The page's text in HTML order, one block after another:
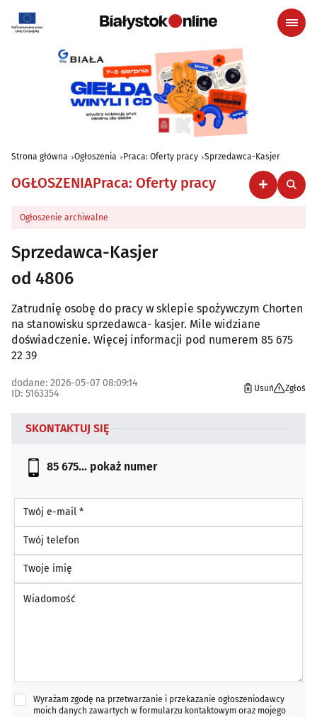
Strona główna Ogłoszenia Praca: Oferty pracy Sprzedawca-Kasjer
OGŁOSZENIAPraca: Oferty pracy
Ogłoszenie archiwalne
Sprzedawca-Kasjer
od 4806
Zatrudnię osobę do pracy w sklepie spożywczym Chorten
na stanowisku sprzedawca- kasjer. Mile widziane
doświadczenie. Więcej informacji pod numerem 85 675
22 39
dodane: 2026-05-07 08:09:14
ID: 5163354
Usuń Zgłoś
SKONTAKTUJ SIĘ
85 675... pokaż numer
Twój e-mail *
Twój telefon
Twoje imię
Wyrażam zgodę na przetwarzanie i przekazanie ogłoszeniodawcy
moich danych zawartych w formularzu kontaktowym oraz mojego